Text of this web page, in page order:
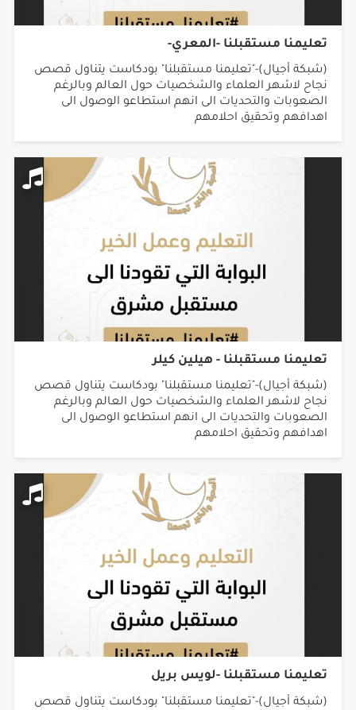
تعليمنا مستقبلنا -المعري-
(شبكة أجيال)-"تعليمنا مستقبلنا" بودكاست يتناول قصص
نجاح لاشهر العلماء والشخصيات حول العالم وبالرغم
الصعوبات والتحديات الى انهم استطاعو الوصول الى
اهدافهم وتحقيق احلامهم
تعليمنا مستقبلنا - هيلين كيلر
(شبكة أجيال)-"تعليمنا مستقبلنا" بودكاست يتناول قصص
نجاح لاشهر العلماء والشخصيات حول العالم وبالرغم
الصعوبات والتحديات الى انهم استطاعو الوصول الى
اهدافهم وتحقيق احلامهم
تعليمنا مستقبلنا -لويس بريل
(شبكة أجيال)-"تعليمنا مستقبلنا" بودكاست يتناول قصص